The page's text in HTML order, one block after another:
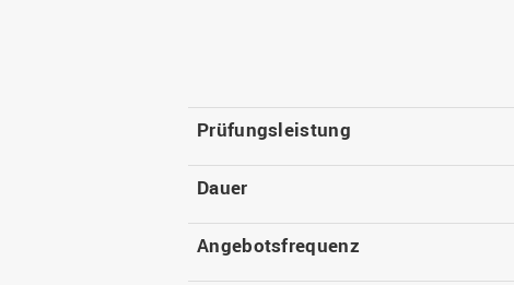
Prüfungsleistung
Dauer
Angebotsfrequenz